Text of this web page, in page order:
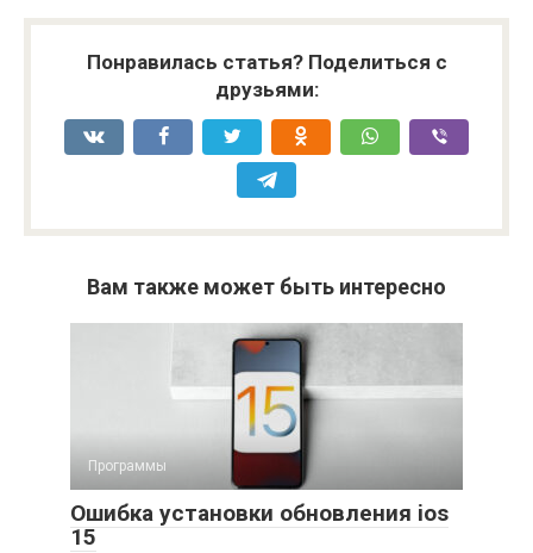
Понравилась статья? Поделиться с
друзьями:
Вам также может быть интересно
Программы
Ошибка установки обновления ios
15